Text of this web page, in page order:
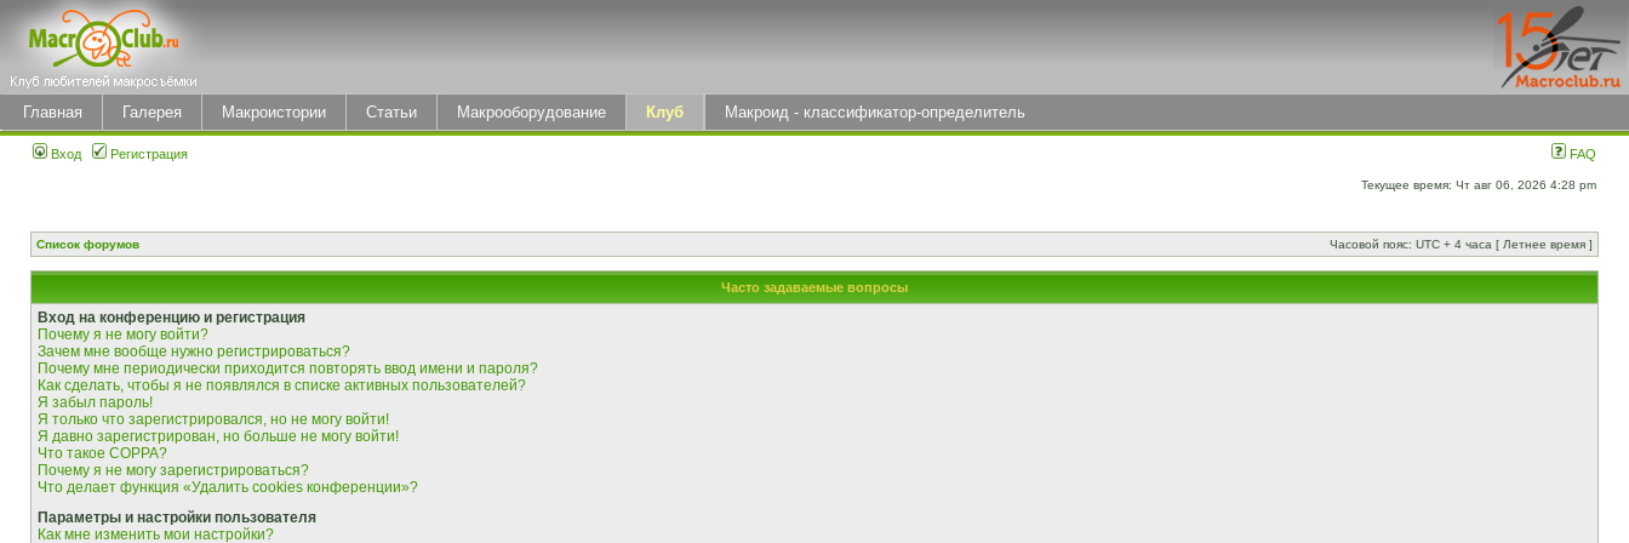
Главная Галерея Макроистории Статьи Макрооборудование Клуб Макроид - классификатор-определитель
Вход Регистрация FAQ
Текущее время: Чт авг 06, 2026 4:28 pm
Список форумов Часовой пояс: UTC + 4 часа [ Летнее время ]
Часто задаваемые вопросы
Вход на конференцию и регистрация
Почему я не могу войти?
Зачем мне вообще нужно регистрироваться?
Почему мне периодически приходится повторять ввод имени и пароля?
Как сделать, чтобы я не появлялся в списке активных пользователей?
Я забыл пароль!
Я только что зарегистрировался, но не могу войти!
Я давно зарегистрирован, но больше не могу войти!
Что такое COPPA?
Почему я не могу зарегистрироваться?
Что делает функция «Удалить cookies конференции»?
Параметры и настройки пользователя
Как мне изменить мои настройки?